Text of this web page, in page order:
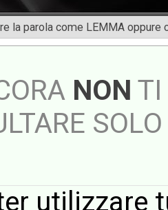
la parola come LEMMA oppure
NON TI
utilizzare